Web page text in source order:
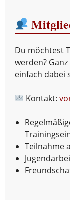
Du möchtest
werden?
einfach dabei
Kontakt:
Teilnahme